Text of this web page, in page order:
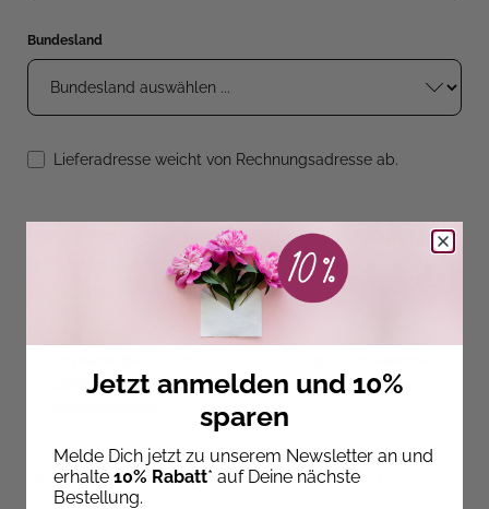
Bundesland
Lieferadresse weicht von Rechnungsadresse ab.
Diese Seite ist durch reCAPTCHA geschützt und es
Datenschutzrichtlinieund
Nutzungsbedingungen.
genommen und dieAGBgelesen und bin mit ihnen
Die mit einem Stern (*) markierten Felder sind
Jetzt anmelden und 10%
sparen
Melde Dich jetzt zu unserem Newsletter an und
erhalte 10% Rabatt* auf Deine nächste
Bestellung.